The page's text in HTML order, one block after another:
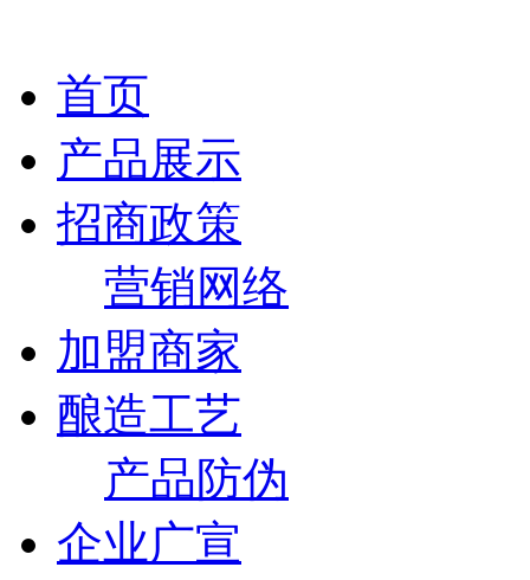
首页
产品展示
招商政策
营销网络
加盟商家
酿造工艺
产品防伪
企业广宣